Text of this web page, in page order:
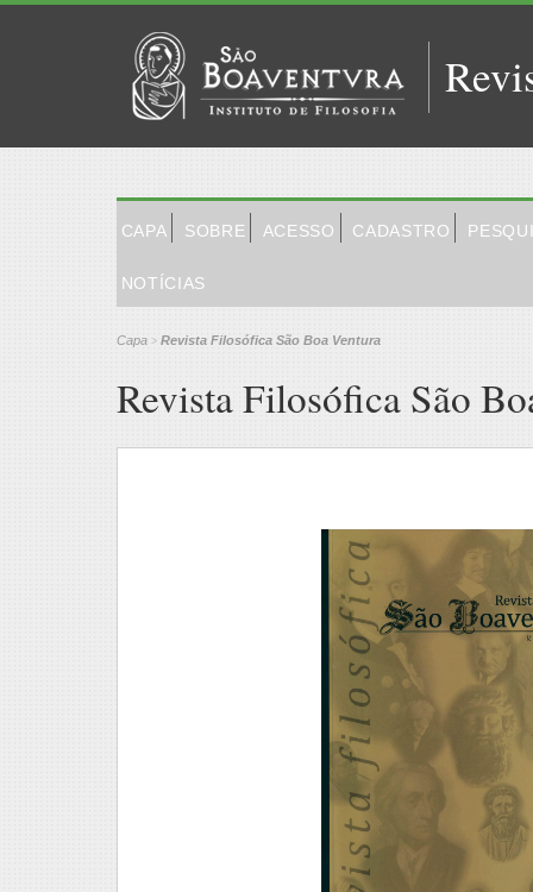
CAPA SOBRE ACESSO CADASTRO
NOTÍCIAS
Capa > Revista Filosófica São Boa Ventura
Revista Filosófica São